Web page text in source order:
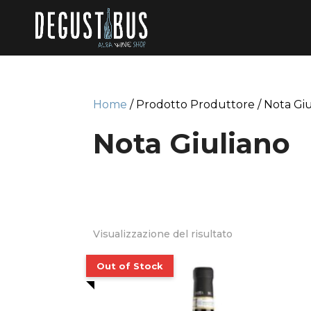
Home / Prodotto Produttore / Nota
Nota Giuliano
Visualizzazione del risultato